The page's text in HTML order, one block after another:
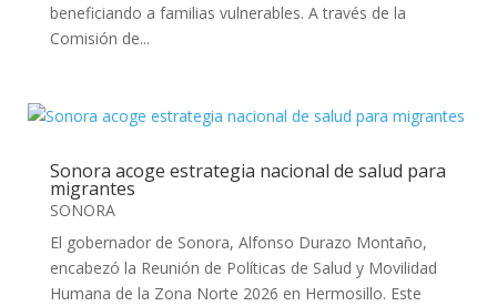
beneficiando a familias vulnerables. A través de la
Comisión de...
Sonora acoge estrategia nacional de salud para
migrantes
SONORA
El gobernador de Sonora, Alfonso Durazo Montaño,
encabezó la Reunión de Políticas de Salud y Movilidad
Humana de la Zona Norte 2026 en Hermosillo. Este